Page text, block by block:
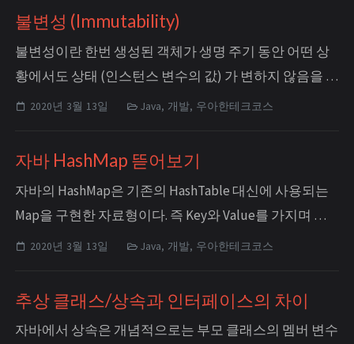
른 ‘공공 안전 경보’와 ‘긴급 재난 문자’를 아이폰이 구분
하지 못해서 그런 거라는데, 마침 타이밍 좋게 iOS 13.4 베
타에 ...
불변성 (Immutability)
불변성이란 한번 생성된 객체가 생명 주기 동안 어떤 상
황에서도 상태 (인스턴스 변수의 값) 가 변하지 않음을 뜻
한다. setter를 뚫어 놓는다면 당연히 그 객체는 불변하지
heap의 메모리 주소의 참조값을 제공하는 자료형을 리
턴하는 (예: Collection) 경우 값을 hard c...
2020년 3월 13일 Java, 개발, 우아한테크코스
자바 HashMap 뜯어보기
자바의 HashMap은 기존의 HashTable 대신에 사용되는
Map을 구현한 자료형이다. 즉 Key와 Value를 가지며 거
기에 추가로 고유한 특성으로 ‘해시’를 이용하여 많은 양
할 수 있다. `private static Ma...
2020년 3월 13일 Java, 개발, 우아한테크코스
추상 클래스/상속과 인터페이스의 차이
자바에서 상속은 개념적으로는 부모 클래스의 멤버 변수